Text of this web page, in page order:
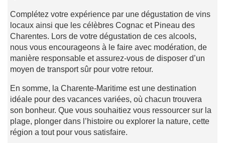
Complétez votre expérience par une dégustation de vins
locaux ainsi que les célèbres Cognac et Pineau des
Charentes. Lors de votre dégustation de ces alcools,
nous vous encourageons à le faire avec modération, de
manière responsable et assurez-vous de disposer d’un
moyen de transport sûr pour votre retour.
En somme, la Charente-Maritime est une destination
idéale pour des vacances variées, où chacun trouvera
son bonheur. Que vous souhaitiez vous ressourcer sur la
plage, plonger dans l’histoire ou explorer la nature, cette
région a tout pour vous satisfaire.